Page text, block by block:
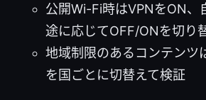
公開Wi-Fi時はVPNをON、
途に応じてOFF/ONを切り
地域制限のあるコンテンツ
を国ごとに切替えて検証